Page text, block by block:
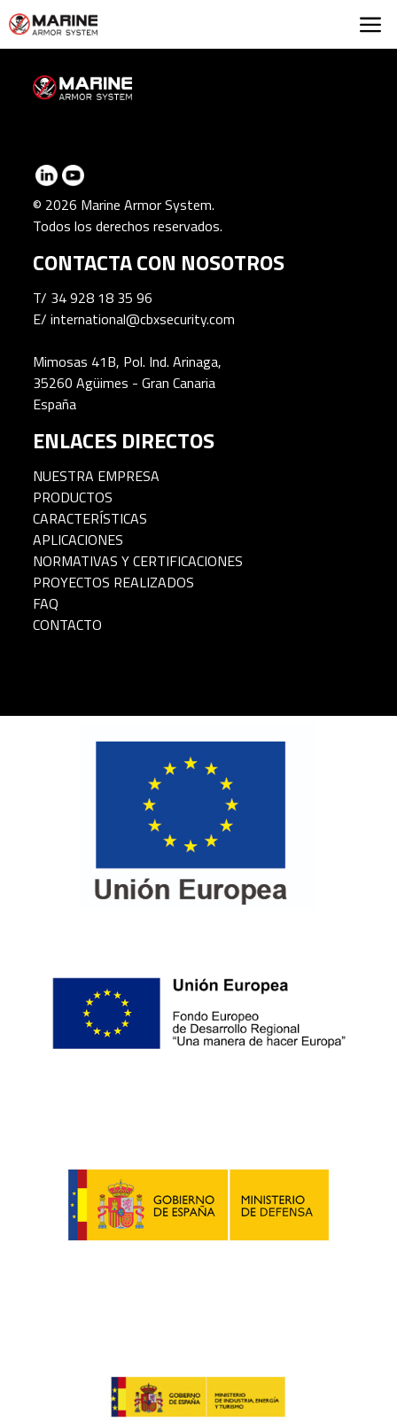
Marine Armor
© 2026 Marine Armor System.
Todos los derechos reservados.
CONTACTA CON NOSOTROS
T/ 34 928 18 35 96
E/international@cbxsecurity.com
Mimosas 41B, Pol. Ind. Arinaga,
35260 Agüimes - Gran Canaria
España
ENLACES DIRECTOS
NUESTRA EMPRESA
PRODUCTOS
CARACTERÍSTICAS
APLICACIONES
NORMATIVAS Y CERTIFICACIONES
PROYECTOS REALIZADOS
FAQ
CONTACTO